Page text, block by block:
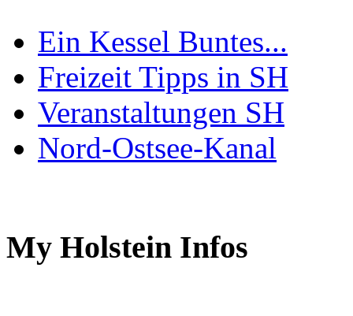
Ein Kessel Buntes...
Freizeit Tipps in SH
Veranstaltungen SH
Nord-Ostsee-Kanal
My Holstein Infos